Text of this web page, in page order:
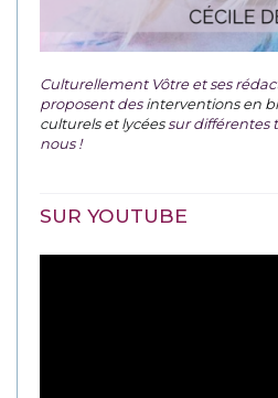
Culturellement Vôtre et ses
proposent desinterventions en
culturels et lycéessur différentes
nous !
SUR YOUTUBE